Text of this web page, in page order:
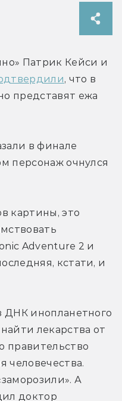
Патрик Кейси и
, что в
представят ежа
в финале
персонаж очнулся
картины, это
Adventure 2 и
кстати, и
ДНК инопланетного
лекарства от
правительство
человечества.
А
доктор